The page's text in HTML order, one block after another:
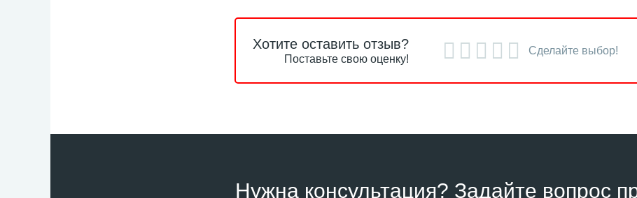
Хотите оставить отзыв?
Поставьте свою оценку!
Сделайте выбор!
Нужна консультация? Задайте вопрос